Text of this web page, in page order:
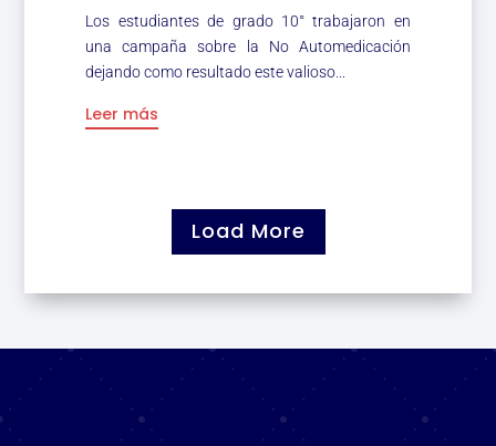
Los estudiantes de grado 10° trabajaron en
una campaña sobre la No Automedicación
dejando como resultado este valioso...
Leer más
Load More